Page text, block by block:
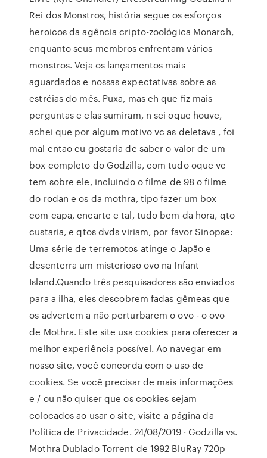
Rei dos Monstros, história segue os esforços
heroicos da agência cripto-zoológica Monarch,
enquanto seus membros enfrentam vários
monstros. Veja os lançamentos mais
aguardados e nossas expectativas sobre as
estréias do mês. Puxa, mas eh que fiz mais
perguntas e elas sumiram, n sei oque houve,
achei que por algum motivo vc as deletava , foi
mal entao eu gostaria de saber o valor de um
box completo do Godzilla, com tudo oque vc
tem sobre ele, incluindo o filme de 98 o filme
do rodan e os da mothra, tipo fazer um box
com capa, encarte e tal, tudo bem da hora, qto
custaria, e qtos dvds viriam, por favor Sinopse:
Uma série de terremotos atinge o Japão e
desenterra um misterioso ovo na Infant
Island.Quando três pesquisadores são enviados
para a ilha, eles descobrem fadas gêmeas que
os advertem a não perturbarem o ovo - o ovo
de Mothra. Este site usa cookies para oferecer a
melhor experiência possível. Ao navegar em
nosso site, você concorda com o uso de
cookies. Se você precisar de mais informações
e / ou não quiser que os cookies sejam
colocados ao usar o site, visite a página da
Política de Privacidade. 24/08/2019 · Godzilla vs.
Mothra Dublado Torrent de 1992 BluRay 720p